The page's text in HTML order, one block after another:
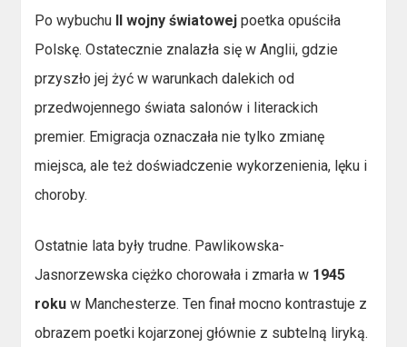
Po wybuchu II wojny światowej poetka opuściła
Polskę. Ostatecznie znalazła się w Anglii, gdzie
przyszło jej żyć w warunkach dalekich od
przedwojennego świata salonów i literackich
premier. Emigracja oznaczała nie tylko zmianę
miejsca, ale też doświadczenie wykorzenienia, lęku i
choroby.
Ostatnie lata były trudne. Pawlikowska-
Jasnorzewska ciężko chorowała i zmarła w 1945
roku w Manchesterze. Ten finał mocno kontrastuje z
obrazem poetki kojarzonej głównie z subtelną liryką.